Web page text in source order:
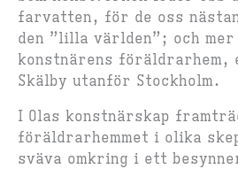
farvatten, för de oss
den ”lilla världen”; och
konstnärens
Skälby utanför Stockholm.
I Olas konstnärskap
föräldrarhemmet i olika
sväva omkring i ett